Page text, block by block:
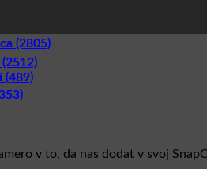
(2805)
(489)
v to, da nas dodat v svoj